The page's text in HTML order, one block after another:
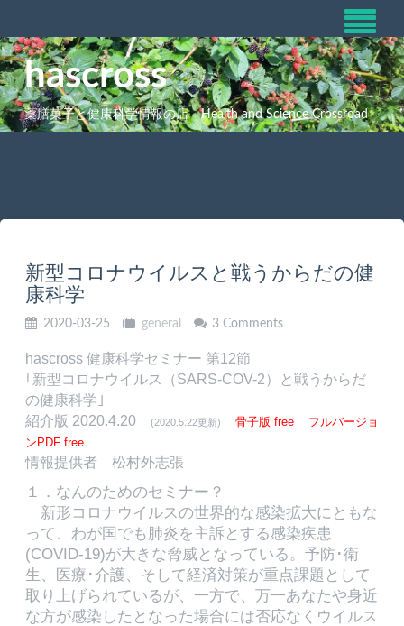
hascross
薬膳菓子と健康科学情報の店 Health and Science Crossroad
新型コロナウイルスと戦うからだの健
康科学
2020-03-25 general 3 Comments
hascross 健康科学セミナー 第12節
｢新型コロナウイルス（SARS-COV-2）と戦うからだ
の健康科学｣
紹介版 2020.4.20
(2020.5.22更新) 骨子版 free
フルバージョ
ンPDF free
情報提供者 松村外志張
１．なんのためのセミナー？
新形コロナウイルスの世界的な感染拡大にともな
って、わが国でも肺炎を主訴とする感染疾患
(COVID-19)が大きな脅威となっている。予防･衛
生、医療･介護、そして経済対策が重点課題として
取り上げられているが、一方で、万一あなたや身近
な方が感染したとなった場合には否応なくウイルス